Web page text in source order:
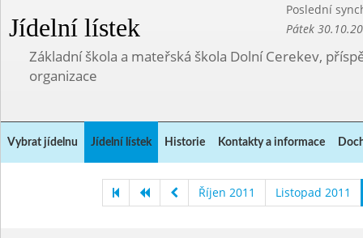
Jídelní lístek
Poslední
Pátek
Základní škola a mateřská škola Dolní Cerekev,
organizace
Vybrat jídelnu Jídelní lístek Historie Kontakty a informace
Říjen 2011 Listopad 2011